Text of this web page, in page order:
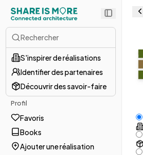
Rechercher
S'inspirer de réalisations
Identifier des partenaires
Découvrir des savoir-faire
Profil
Favoris
Books
Ajouter une réalisation